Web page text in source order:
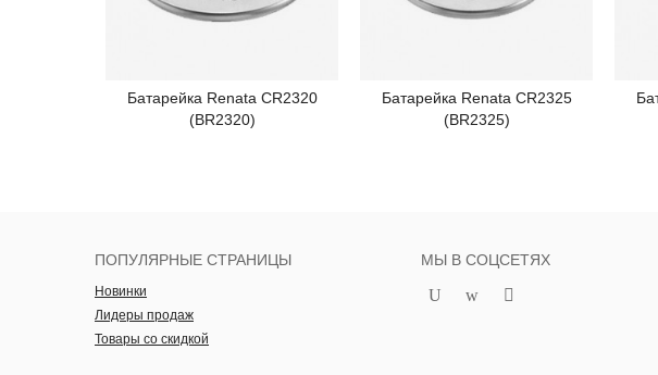
Подробнее
Батарейка Renata CR2320
(BR2320)
Подробнее
Батарейка Renata CR2325
(BR2325)
ПОПУЛЯРНЫЕ СТРАНИЦЫ
Новинки
Лидеры продаж
Товары со скидкой
МЫ В СОЦСЕТЯХ